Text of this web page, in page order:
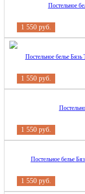
Постельное
1 550 руб.
Постельное белье
1 550 руб.
1 550 руб.
Постельное белье
1 550 руб.